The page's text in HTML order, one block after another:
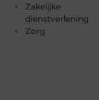
Zakelijke
dienstverlening
Zorg